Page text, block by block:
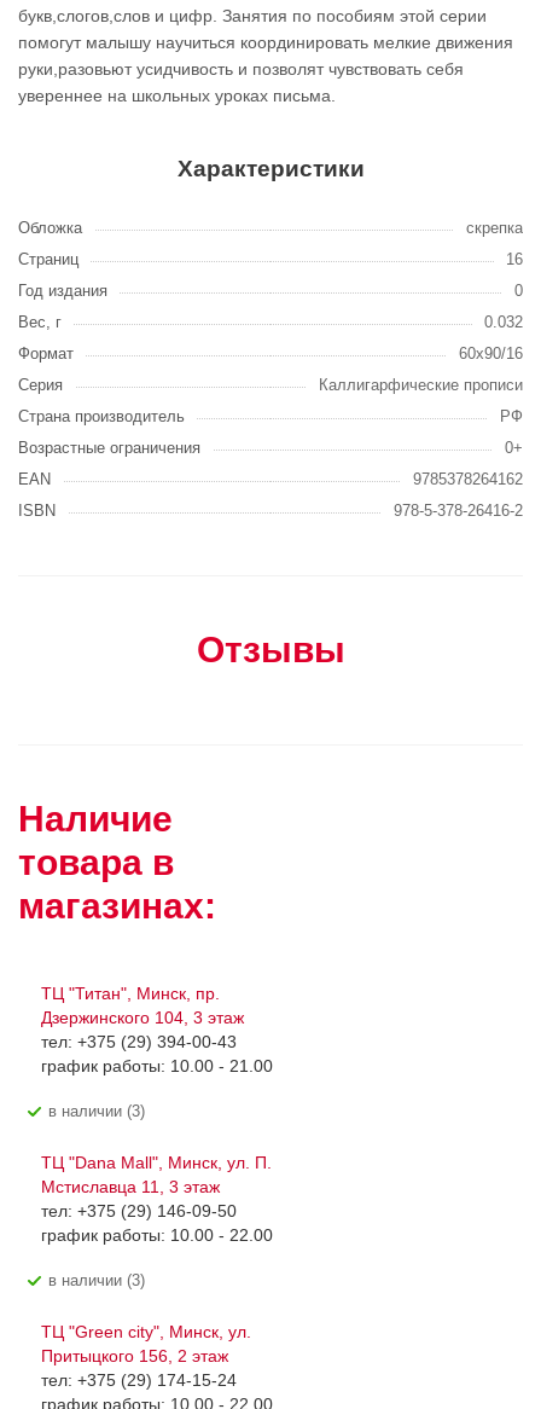
букв,слогов,слов и цифр. Занятия по пособиям этой серии
помогут малышу научиться координировать мелкие движения
руки,разовьют усидчивость и позволят чувствовать себя
увереннее на школьных уроках письма.
Характеристики
Обложка
скрепка
Страниц
16
Год издания
0
Вес, г
0.032
Формат
60х90/16
Серия
Каллигарфические прописи
Страна производитель
РФ
Возрастные ограничения
0+
EAN
9785378264162
ISBN
978-5-378-26416-2
Отзывы
Наличие
товара в
магазинах:
ТЦ "Титан", Минск, пр.
Дзержинского 104, 3 этаж
тел: +375 (29) 394-00-43
график работы: 10.00 - 21.00
В наличии (3)
ТЦ "Dana Mall", Минск, ул. П.
Мстиславца 11, 3 этаж
тел: +375 (29) 146-09-50
график работы: 10.00 - 22.00
В наличии (3)
ТЦ "Green city", Минск, ул.
Притыцкого 156, 2 этаж
тел: +375 (29) 174-15-24
график работы: 10.00 - 22.00